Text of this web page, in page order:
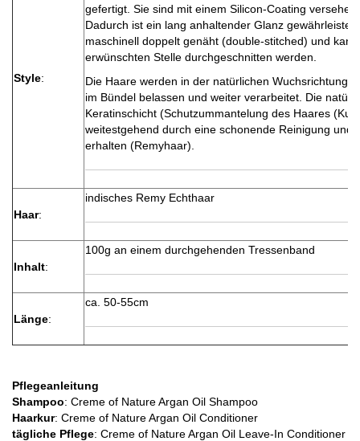
Style:
gefertigt. Sie sind mit einem Silicon-Coating versehen.
Dadurch ist ein lang anhaltender Glanz
maschinell doppelt genäht (double-stitched) und
erwünschten Stelle durchgeschnitten werden.
Die Haare werden in der natürlichen Wuchsrichtung
im Bündel belassen und weiter verarbeitet. Die
Keratinschicht (Schutzummantelung des Haares
weitestgehend durch eine schonende Reinigung und
erhalten (Remyhaar).
Haar:
indisches Remy Echthaar
Inhalt:
100g an einem durchgehenden Tressenband
Länge:
ca. 50-55cm
Pflegeanleitung
Shampoo: Creme of Nature Argan Oil Shampoo
Haarkur: Creme of Nature Argan Oil Conditioner
tägliche Pflege: Creme of Nature Argan Oil Leave-In Conditioner